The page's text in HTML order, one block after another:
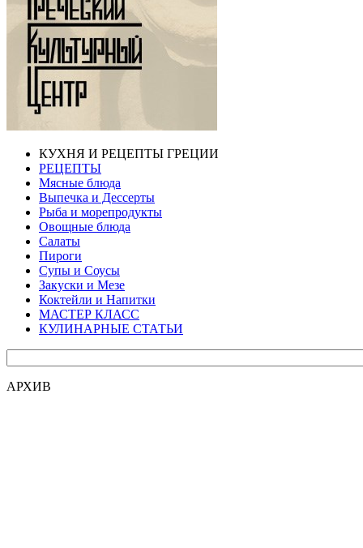
КУХНЯ И РЕЦЕПТЫ ГРЕЦИИ
РЕЦЕПТЫ
Мясные блюда
Выпечка и Дессерты
Рыба и морепродукты
Овощные блюда
Салаты
Пироги
Супы и Соусы
Закуски и Мезе
Коктейли и Напитки
МАСТЕР КЛАСС
КУЛИНАРНЫЕ СТАТЬИ
АРХИВ